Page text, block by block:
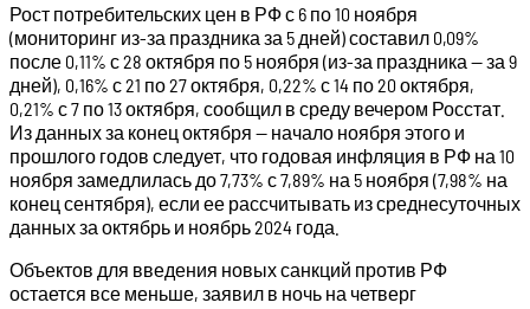
Рост потребительских цен в РФ с 6 по 10 ноября
(мониторинг из-за праздника за 5 дней) составил 0,09%
после 0,11% с 28 октября по 5 ноября (из-за праздника — за 9
дней), 0,16% с 21 по 27 октября, 0,22% с 14 по 20 октября,
0,21% с 7 по 13 октября, сообщил в среду вечером Росстат.
Из данных за конец октября — начало ноября этого и
прошлого годов следует, что годовая инфляция в РФ на 10
ноября замедлилась до 7,73% с 7,89% на 5 ноября (7,98% на
конец сентября), если ее рассчитывать из среднесуточных
данных за октябрь и ноябрь 2024 года.
Объектов для введения новых санкций против РФ
остается все меньше, заявил в ночь на четверг